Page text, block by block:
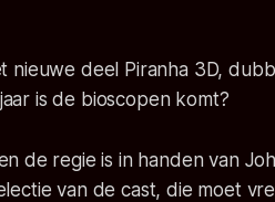
deel Piranha 3D,
is de bioscopen komt?
de regie is in handen van
van de cast, die moet